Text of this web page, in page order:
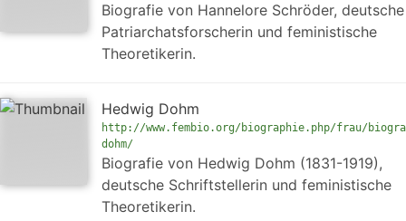
Biografie von Hannelore Schröder, deutsche
Patriarchatsforscherin und feministische
Theoretikerin.
Hedwig Dohm
http://www.fembio.org/biographie.php/frau/
dohm/
Biografie von Hedwig Dohm (1831-1919),
deutsche Schriftstellerin und feministische
Theoretikerin.